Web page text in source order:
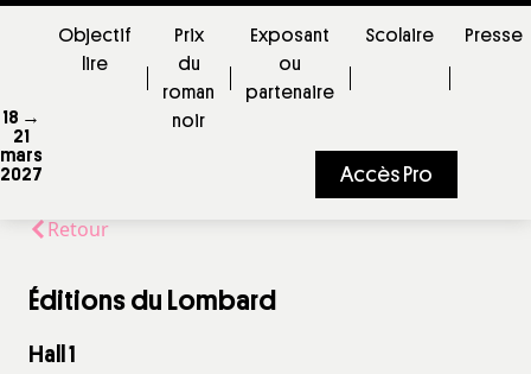
18 →
21
mars
2027
Objectif
lire
Prix
du
roman
noir
Exposant
ou
partenaire
Scolaire Presse
Accès Pro
Retour
Éditions du Lombard
Hall 1